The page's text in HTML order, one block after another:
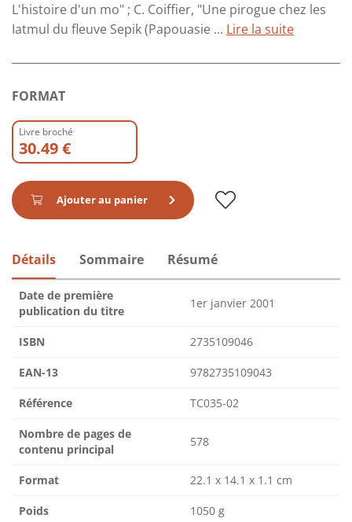
L'histoire d'un mo" ; C. Coiffier, "Une pirogue chez les
Iatmul du fleuve Sepik (Papouasie ... Lire la suite
FORMAT
Livre broché
30.49 €
Ajouter au panier
Détails Sommaire Résumé
Date de première
publication du titre
1er janvier 2001
ISBN 2735109046
EAN-13 9782735109043
Référence TC035-02
Nombre de pages de
contenu principal
578
Format 22.1 x 14.1 x 1.1 cm
Poids 1050 g